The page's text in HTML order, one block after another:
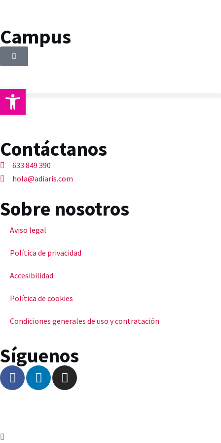
Campus
Contáctanos
633 849 390
hola@adiaris.com
Sobre nosotros
Aviso legal
Política de privacidad
Accesibilidad
Política de cookies
Condiciones generales de uso y contratación
Síguenos
Abrir barra de herramientas